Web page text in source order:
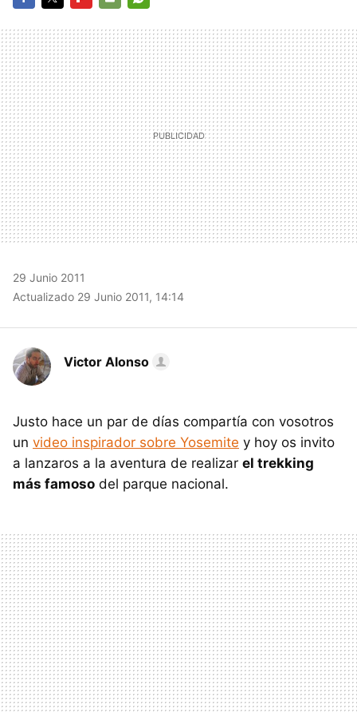
MAIL
29 Junio 2011
Actualizado 29 Junio 2011, 14:14
Victor Alonso
Justo hace un par de días compartía con vosotros
un video inspirador sobre Yosemite y hoy os invito
a lanzaros a la aventura de realizar el trekking
más famoso del parque nacional.